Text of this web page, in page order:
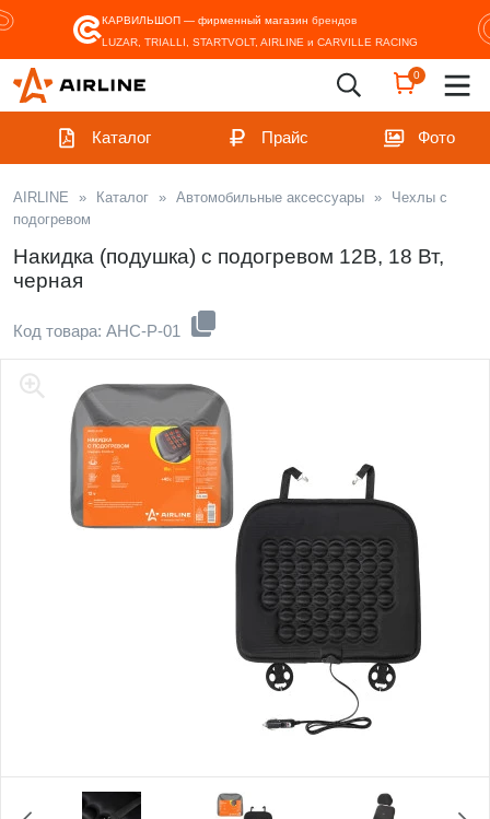
КАРВИЛЬШОП — фирменный магазин брендов
LUZAR, TRIALLI, STARTVOLT, AIRLINE и CARVILLE RACING
0
Каталог Прайс Фото
AIRLINE » Каталог » Автомобильные аксессуары »
Чехлы с
подогревом
Накидка (подушка) с подогревом 12В, 18 Вт,
черная
Код товара: AHC-P-01